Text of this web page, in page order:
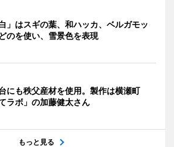
白」はスギの葉、和ハッカ、ベルガモッ
のを使い、雪景色を表現
にも秩父産材を使用。製作は横瀬町
てラボ」の加藤健太さん
もっと見る